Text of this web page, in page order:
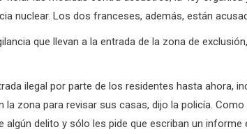
nuclear. Los dos franceses, además, están
que llevan a la entrada de la zona de
ilegal por parte de los residentes hasta ahora,
la zona para revisar sus casas, dijo la policía.
algún delito y sólo les pide que escriban un informe